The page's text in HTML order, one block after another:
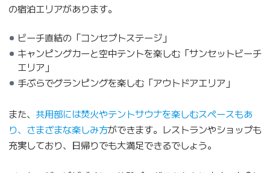
の宿泊エリアがあります。
ビーチ直結の「コンセプトステージ」
キャンピングカーと空中テントを楽しむ「サンセットビーチ
エリア」
手ぶらでグランピングを楽しむ「アウトドアエリア」
また、 共用部には焚火やテントサウナを楽しむスペースもあ
り、さまざまな楽しみ方ができます。レストランやショップも
充実しており、日帰りでも大満足できるでしょう。